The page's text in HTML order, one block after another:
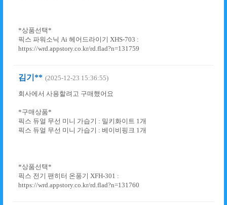
*상품선택*
픽스 파워소닉 Ai 헤어드라이기 XHS-703 :
https://wrd.appstory.co.kr/rd.flad?n=131759
김기** (2025-12-23 15:36:55)
회사에서 사용할려고 구매했어요
*구매상품*
픽스 듀얼 무선 미니 가습기 : 밀키화이트 1개
픽스 듀얼 무선 미니 가습기 : 베이비핑크 1개
*상품선택*
픽스 전기 팬히터 온풍기 XFH-301 :
https://wrd.appstory.co.kr/rd.flad?n=131760